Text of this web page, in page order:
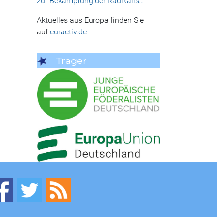
Aktuelles aus Europa finden Sie
aufeuractiv.de
Träger